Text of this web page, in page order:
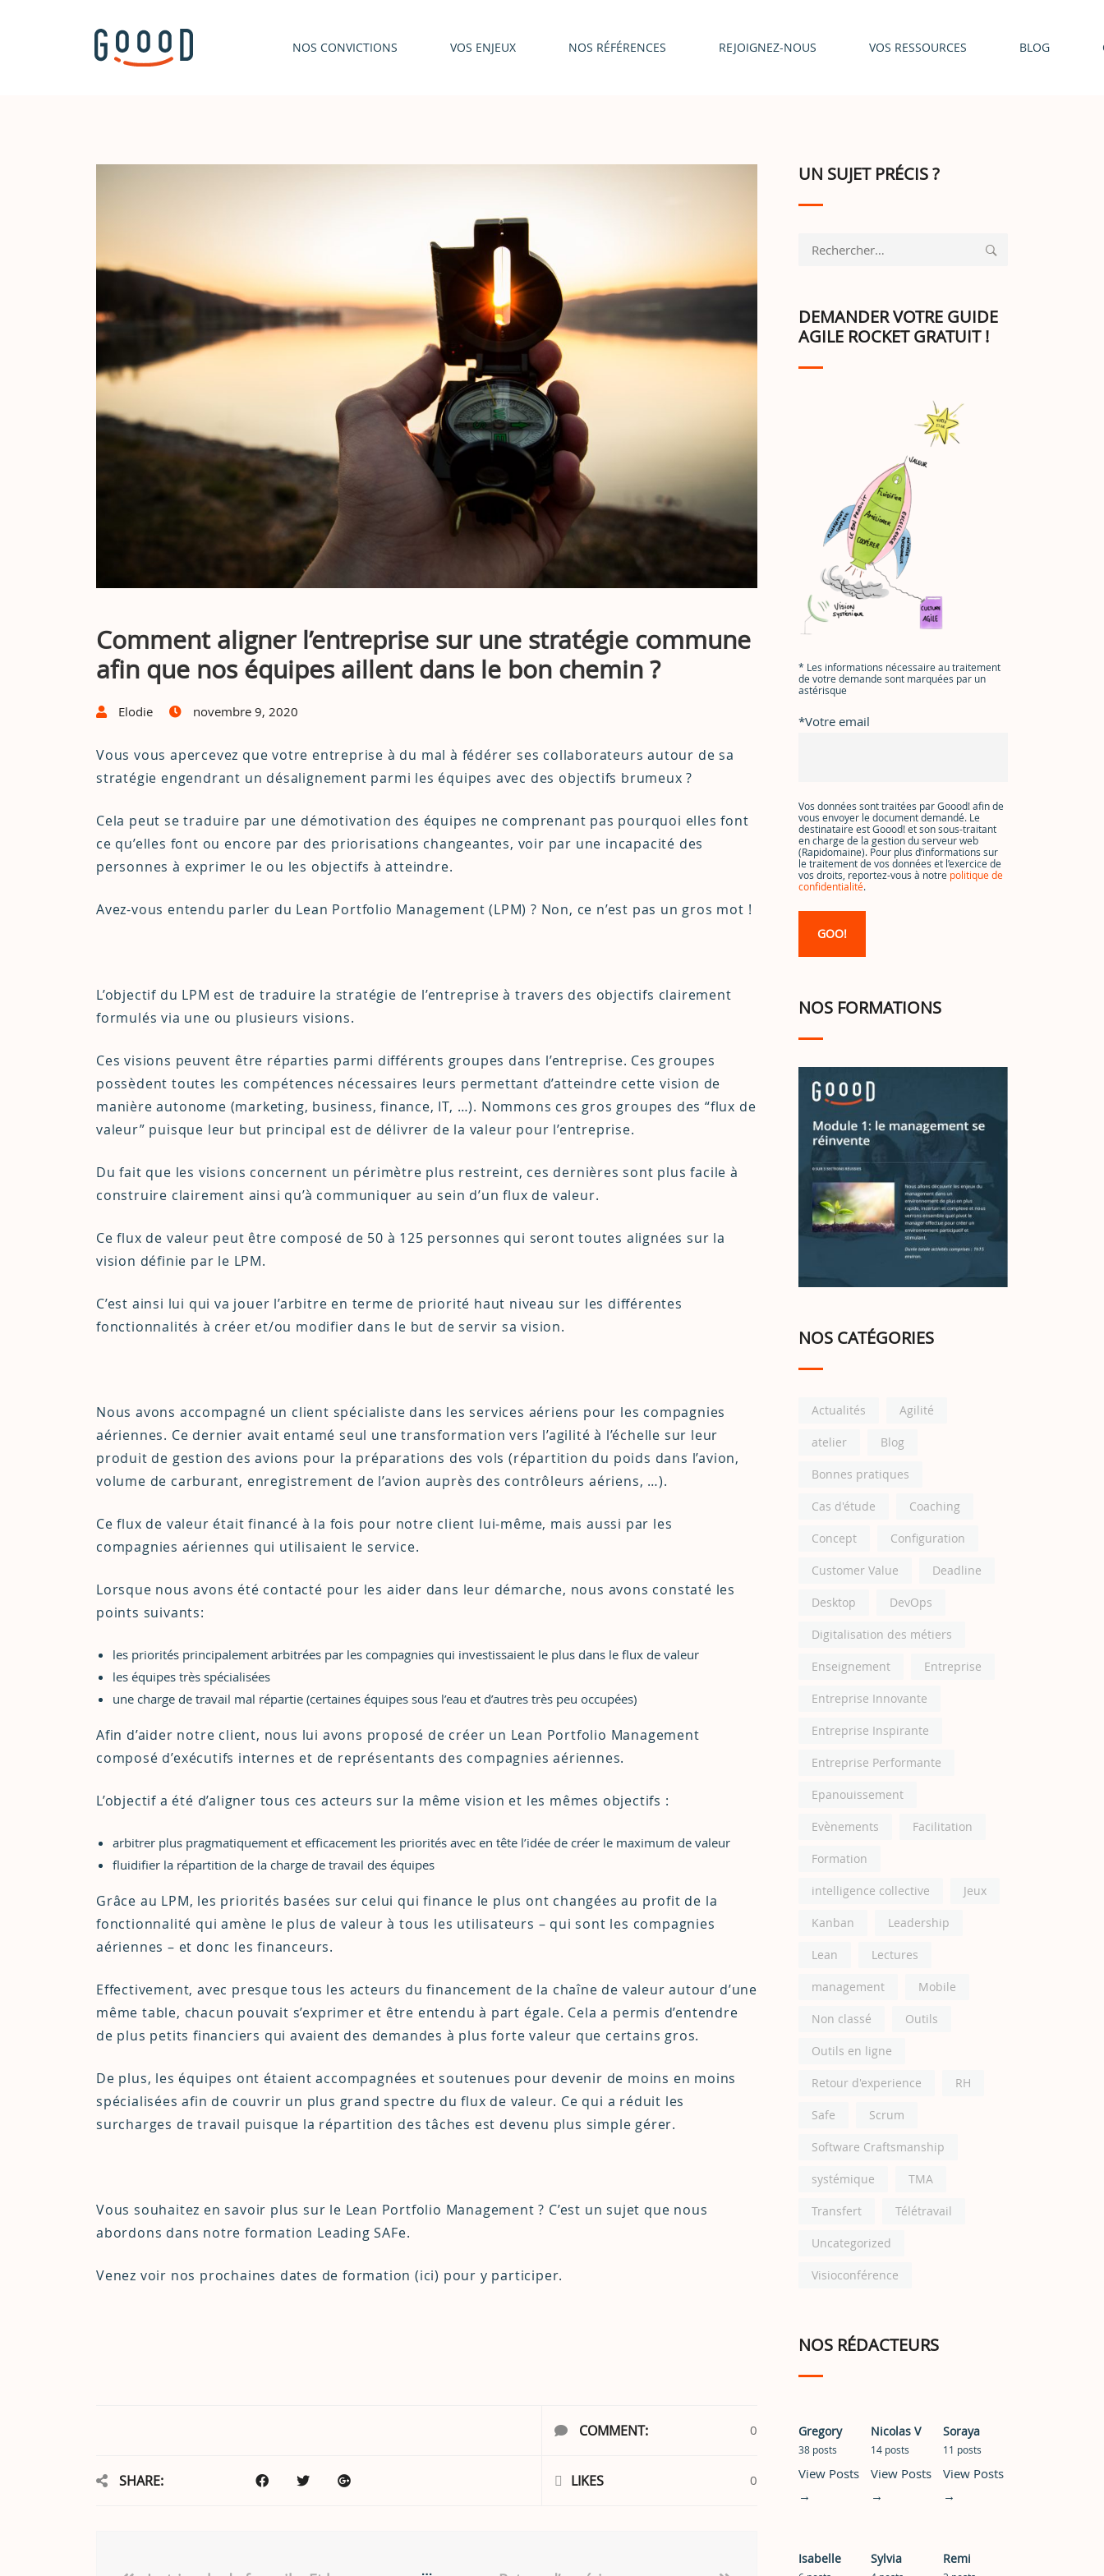
NOS CONVICTIONS VOS ENJEUX NOS RÉFÉRENCES REJOIGNEZ-NOUS VOS RESSOURCES BLOG
Comment aligner l’entreprise sur une stratégie commune
afin que nos équipes aillent dans le bon chemin ?
Elodie novembre 9, 2020
Vous vous apercevez que votre entreprise à du mal à fédérer ses collaborateurs autour de sa
stratégie engendrant un désalignement parmi les équipes avec des objectifs brumeux ?
Cela peut se traduire par une démotivation des équipes ne comprenant pas pourquoi elles font
ce qu’elles font ou encore par des priorisations changeantes, voir par une incapacité des
personnes à exprimer le ou les objectifs à atteindre.
Avez-vous entendu parler du Lean Portfolio Management (LPM) ? Non, ce n’est pas un gros mot !
L’objectif du LPM est de traduire la stratégie de l’entreprise à travers des objectifs clairement
formulés via une ou plusieurs visions.
Ces visions peuvent être réparties parmi différents groupes dans l’entreprise. Ces groupes
possèdent toutes les compétences nécessaires leurs permettant d’atteindre cette vision de
manière autonome (marketing, business, finance, IT, …). Nommons ces gros groupes des “flux de
valeur” puisque leur but principal est de délivrer de la valeur pour l’entreprise.
Du fait que les visions concernent un périmètre plus restreint, ces dernières sont plus facile à
construire clairement ainsi qu’à communiquer au sein d’un flux de valeur.
Ce flux de valeur peut être composé de 50 à 125 personnes qui seront toutes alignées sur la
vision définie par le LPM.
C’est ainsi lui qui va jouer l’arbitre en terme de priorité haut niveau sur les différentes
fonctionnalités à créer et/ou modifier dans le but de servir sa vision.
Nous avons accompagné un client spécialiste dans les services aériens pour les compagnies
aériennes. Ce dernier avait entamé seul une transformation vers l’agilité à l’échelle sur leur
produit de gestion des avions pour la préparations des vols (répartition du poids dans l’avion,
volume de carburant, enregistrement de l’avion auprès des contrôleurs aériens, …).
Ce flux de valeur était financé à la fois pour notre client lui-même, mais aussi par les
compagnies aériennes qui utilisaient le service.
Lorsque nous avons été contacté pour les aider dans leur démarche, nous avons constaté les
points suivants:
les priorités principalement arbitrées par les compagnies qui investissaient le plus dans le flux de valeur
les équipes très spécialisées
une charge de travail mal répartie (certaines équipes sous l’eau et d’autres très peu occupées)
Afin d’aider notre client, nous lui avons proposé de créer un Lean Portfolio Management
composé d’exécutifs internes et de représentants des compagnies aériennes.
L’objectif a été d’aligner tous ces acteurs sur la même vision et les mêmes objectifs :
arbitrer plus pragmatiquement et efficacement les priorités avec en tête l’idée de créer le maximum de valeur
fluidifier la répartition de la charge de travail des équipes
Grâce au LPM, les priorités basées sur celui qui finance le plus ont changées au profit de la
fonctionnalité qui amène le plus de valeur à tous les utilisateurs – qui sont les compagnies
aériennes – et donc les financeurs.
Effectivement, avec presque tous les acteurs du financement de la chaîne de valeur autour d’une
même table, chacun pouvait s’exprimer et être entendu à part égale. Cela a permis d’entendre
de plus petits financiers qui avaient des demandes à plus forte valeur que certains gros.
De plus, les équipes ont étaient accompagnées et soutenues pour devenir de moins en moins
spécialisées afin de couvrir un plus grand spectre du flux de valeur. Ce qui a réduit les
surcharges de travail puisque la répartition des tâches est devenu plus simple gérer.
Vous souhaitez en savoir plus sur le Lean Portfolio Management ? C’est un sujet que nous
abordons dans notre formation Leading SAFe.
Venez voir nos prochaines dates de formation (ici) pour y participer.
COMMENT: 0
SHARE: LIKES 0
UN SUJET PRÉCIS ?
Rechercher :
DEMANDER VOTRE GUIDE
AGILE ROCKET GRATUIT !
* Les informations nécessaire au traitement
de votre demande sont marquées par un
astérisque
*Votre email
Vos données sont traitées par Goood! afin de
vous envoyer le document demandé. Le
destinataire est Goood! et son sous-traitant
en charge de la gestion du serveur web
(Rapidomaine). Pour plus d’informations sur
le traitement de vos données et l’exercice de
vos droits, reportez-vous à notre politique de
confidentialité.
NOS FORMATIONS
NOS CATÉGORIES
Actualités Agilité
atelier Blog
Bonnes pratiques
Cas d'étude Coaching
Concept Configuration
Customer Value Deadline
Desktop DevOps
Digitalisation des métiers
Enseignement Entreprise
Entreprise Innovante
Entreprise Inspirante
Entreprise Performante
Epanouissement
Evènements Facilitation
Formation
intelligence collective Jeux
Kanban Leadership
Lean Lectures
management Mobile
Non classé Outils
Outils en ligne
Retour d'experience RH
Safe Scrum
Software Craftsmanship
systémique TMA
Transfert Télétravail
Uncategorized
Visioconférence
NOS RÉDACTEURS
Gregory
38 posts
View Posts
→
Nicolas V
14 posts
View Posts
→
Soraya
11 posts
View Posts
→
Isabelle Sylvia Remi